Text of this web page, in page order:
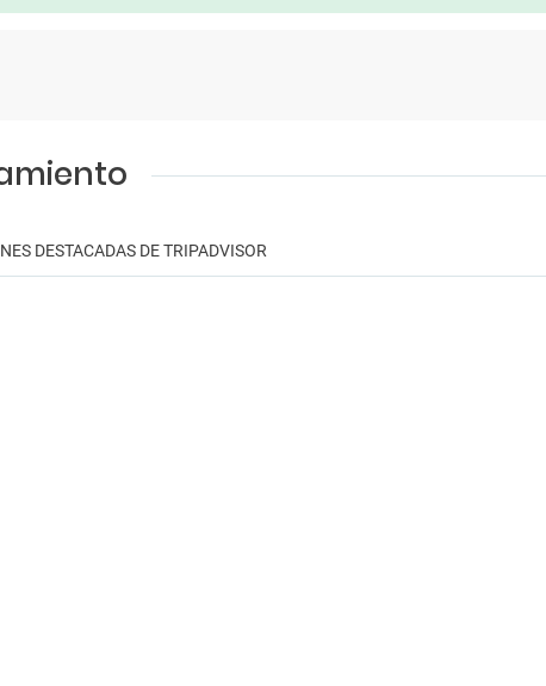
DESTACADAS DE TRIPADVISOR